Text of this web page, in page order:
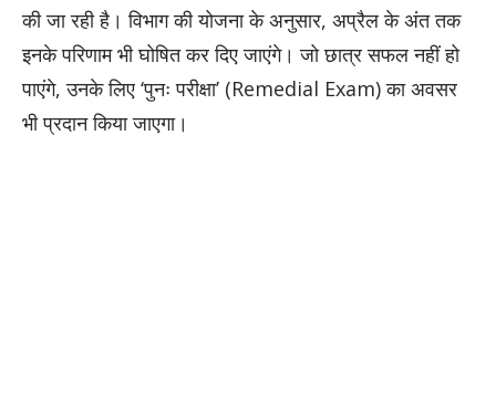
की जा रही है। विभाग की योजना के अनुसार, अप्रैल के अंत तक
इनके परिणाम भी घोषित कर दिए जाएंगे। जो छात्र सफल नहीं हो
पाएंगे, उनके लिए ‘पुनः परीक्षा’ (Remedial Exam) का अवसर
भी प्रदान किया जाएगा।